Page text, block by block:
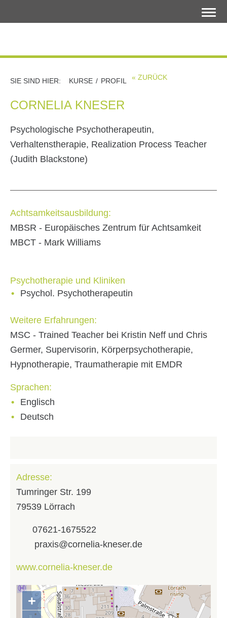
SIE SIND HIER: KURSE / PROFIL « ZURÜCK
CORNELIA KNESER
Psychologische Psychotherapeutin,
Verhaltenstherapie, Realization Process Teacher
(Judith Blackstone)
Achtsamkeitsausbildung:
MBSR - Europäisches Zentrum für Achtsamkeit
MBCT - Mark Williams
Psychotherapie und Kliniken
Psychol. Psychotherapeutin
Weitere Erfahrungen:
MSC - Trained Teacher bei Kristin Neff und Chris
Germer, Supervisorin, Körperpsychotherapie,
Hypnotherapie, Traumatherapie mit EMDR
Sprachen:
Englisch
Deutsch
Adresse:
Tumringer Str. 199
79539 Lörrach
07621-1675522
praxis@cornelia-kneser.de
www.cornelia-kneser.de
Zoom
+